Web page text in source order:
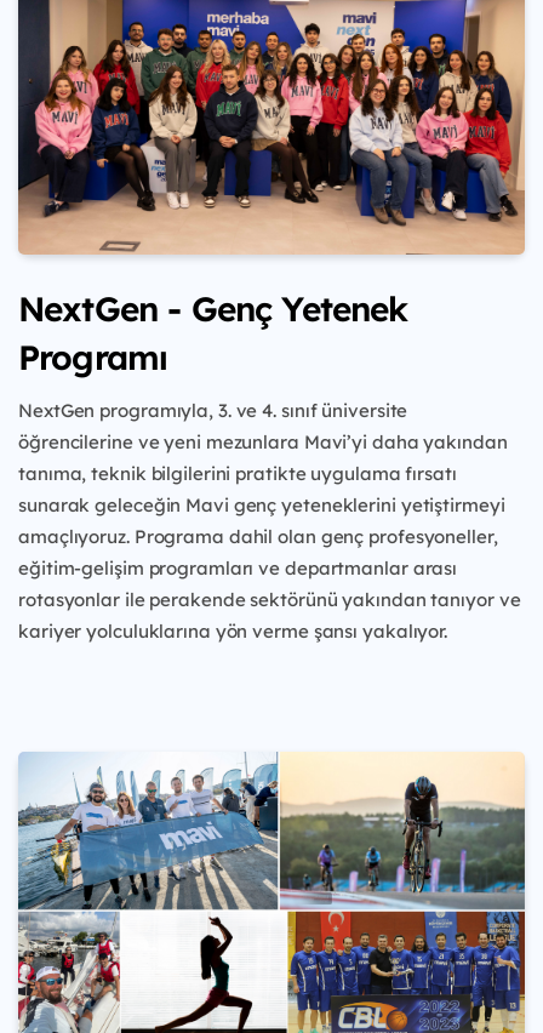
NextGen - Genç Yetenek
Programı
NextGen programıyla, 3. ve 4. sınıf üniversite
öğrencilerine ve yeni mezunlara Mavi’yi daha yakından
tanıma, teknik bilgilerini pratikte uygulama fırsatı
sunarak geleceğin Mavi genç yeteneklerini yetiştirmeyi
amaçlıyoruz. Programa dahil olan genç profesyoneller,
eğitim-gelişim programları ve departmanlar arası
rotasyonlar ile perakende sektörünü yakından tanıyor ve
kariyer yolculuklarına yön verme şansı yakalıyor.